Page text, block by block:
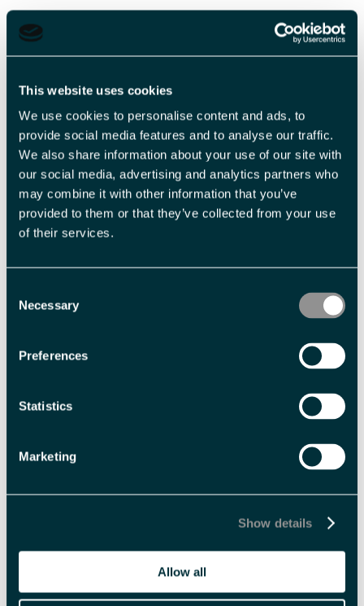
This website uses cookies
We use cookies to personalise content and ads, to
provide social media features and to analyse our traffic.
We also share information about your use of our site with
our social media, advertising and analytics partners who
may combine it with other information that you’ve
provided to them or that they’ve collected from your use
of their services.
Selection
Necessary
Preferences
Statistics
Marketing
Show details
Allow all
Les mer
2
-
Veiledende priser
Billettype Billettavgift
Voksen
Barn u 12 år
Med forbehold om prisendringer.
Fasiliteter